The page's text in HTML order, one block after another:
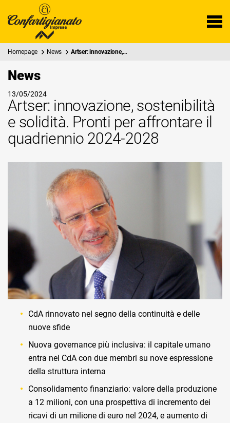
Homepage News Artser: innovazione,…
News
13/05/2024
Artser: innovazione, sostenibilità
e solidità. Pronti per affrontare il
quadriennio 2024-2028
CdA rinnovato nel segno della continuità e delle
nuove sfide
Nuova governance più inclusiva: il capitale umano
entra nel CdA con due membri su nove espressione
della struttura interna
Consolidamento finanziario: valore della produzione
a 12 milioni, con una prospettiva di incremento dei
ricavi di un milione di euro nel 2024, e aumento di